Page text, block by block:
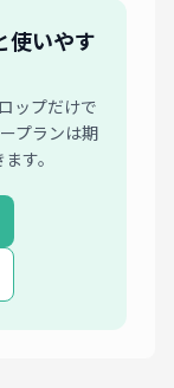
使いやす
ップだけで
プランは期
す。